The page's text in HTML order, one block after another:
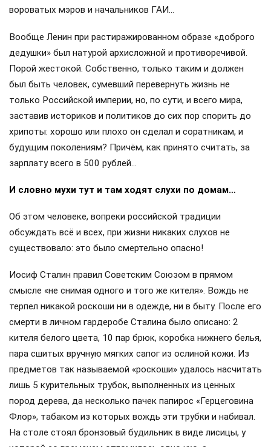
вороватых мэров и начальников ГАИ…
Вообще Ленин при растиражированном образе «доброго
дедушки» был натурой архисложной и противоречивой.
Порой жестокой. Собственно, только таким и должен
был быть человек, сумевший перевернуть жизнь не
только Российской империи, но, по сути, и всего мира,
заставив историков и политиков до сих пор спорить до
хрипоты: хорошо или плохо он сделал и соратникам, и
будущим поколениям? Причём, как принято считать, за
зарплату всего в 500 рублей…
И словно мухи тут и там ходят слухи по домам…
Об этом человеке, вопреки российской традиции
обсуждать всё и всех, при жизни никаких слухов не
существовало: это было смертельно опасно!
Иосиф Сталин правил Советским Союзом в прямом
смысле «не снимая одного и того же кителя». Вождь не
терпел никакой роскоши ни в одежде, ни в быту. После его
смерти в личном гардеробе Сталина было описано: 2
кителя белого цвета, 10 пар брюк, коробка нижнего белья,
пара сшитых вручную мягких сапог из ослиной кожи. Из
предметов так называемой «роскоши» удалось насчитать
лишь 5 курительных трубок, выполненных из ценных
пород дерева, да несколько пачек папирос «Герцеговина
Флор», табаком из которых вождь эти трубки и набивал.
На столе стоял бронзовый будильник в виде лисицы, у